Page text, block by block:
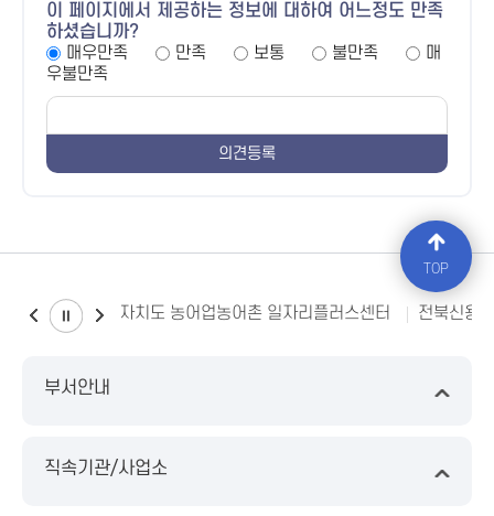
이 페이지에서 제공하는 정보에 대하여 어느정도 만족
하셨습니까?
매우만족
만족 보통 불만족
매
우불만족
전북특별자치도 농어업농어촌 일자리플러스센터 전북신용
부서안내
직속기관/사업소
TOP